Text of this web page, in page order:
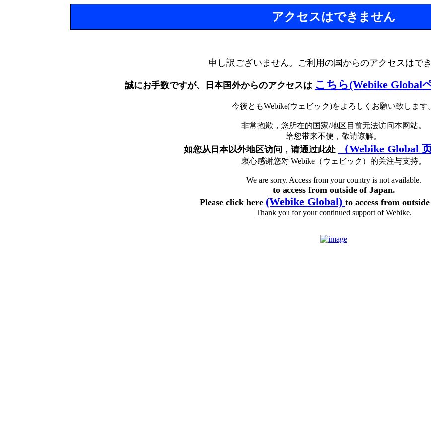
アクセスはできません
申し訳ございません。ご利用の国からのアクセスはで
誠にお手数ですが、日本国外からのアクセスは こちら(Webike Global
今後ともWebike(ウェビック)をよろしくお願い致します。
非常抱歉，您所在的国家/地区目前无法访问本网站。
给您带来不便，敬请谅解。
如您从日本以外地区访问，请通过此处 （Webike Global
衷心感谢您对 Webike（ウェビック）的关注与支持。
We are sorry. Access from your country is not available.
to access from outside of Japan.
Please click here (Webike Global) to access from
Thank you for your continued support of Webike.